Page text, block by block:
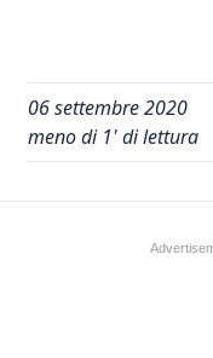
06 settembre 2020
meno di 1' di lettura